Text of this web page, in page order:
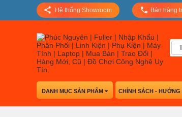
Hệ thống Showroom Bán hàng
DANH MỤC SẢN PHẨM CHÍNH SÁCH - HƯỚNG